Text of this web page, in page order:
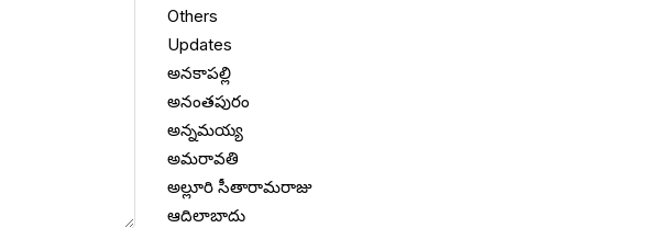
Others
Updates
అనకాపల్లి
అనంతపురం
అన్నమయ్య
అమరావతి
అల్లూరి సీతారామరాజు
ఆదిలాబాదు